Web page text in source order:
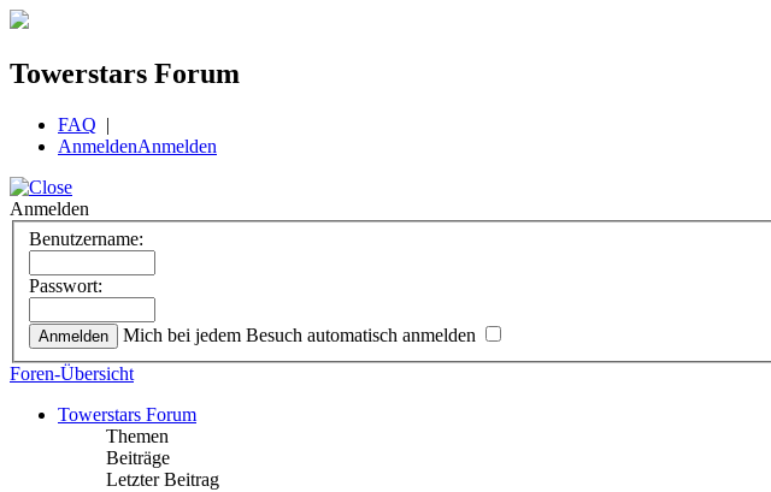
Towerstars Forum
FAQ |
AnmeldenAnmelden
Anmelden
Benutzername:
Passwort:
Mich bei jedem Besuch automatisch anmelden
Foren-Übersicht
Towerstars Forum
Themen
Beiträge
Letzter Beitrag